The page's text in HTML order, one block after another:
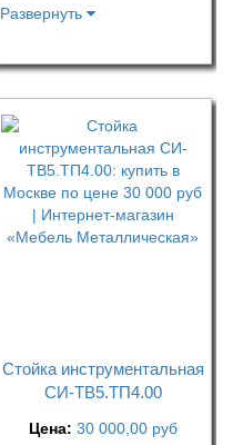
Развернуть
Стойка инструментальная
CИ-ТВ5.ТП4.00
Цена: 30 000,00 руб